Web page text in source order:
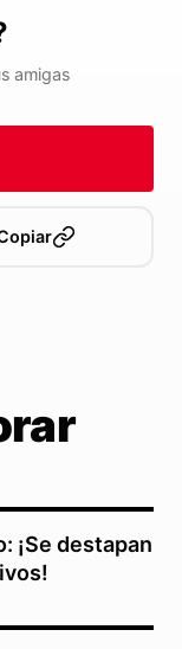
amigas
¡Se destapan